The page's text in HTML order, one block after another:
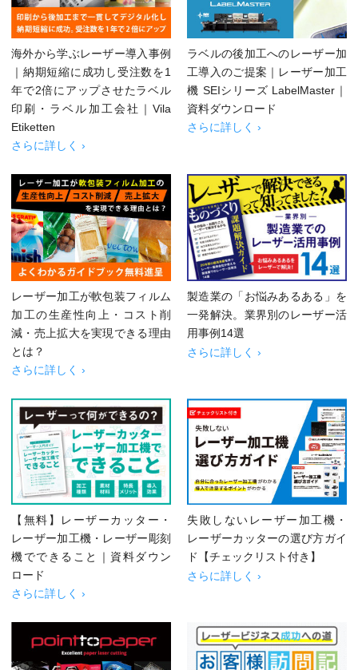
海外から学ぶレーザー導入事例
｜納期短縮に成功し受注数を1
年で2倍にアップさせたラベル
印刷・ラベル加工会社｜Vila
Etiketten
さらに詳しく ›
ラベルの後加工へのレーザー加
工導入のご提案｜レーザー加工
機 SEIシリーズ LabelMaster｜
資料ダウンロード
さらに詳しく ›
レーザー加工が軟包装フィルム
加工の生産性向上・コスト削
減・売上拡大を実現できる理由
とは？
さらに詳しく ›
製造業の「お悩みあるある」を
一発解決。業界別のレーザー活
用事例14選
さらに詳しく ›
【無料】レーザーカッター・
レーザー加工機・レーザー彫刻
機でできること｜資料ダウン
ロード
さらに詳しく ›
失敗しないレーザー加工機・
レーザーカッターの選び方ガイ
ド【チェックリスト付き】
さらに詳しく ›